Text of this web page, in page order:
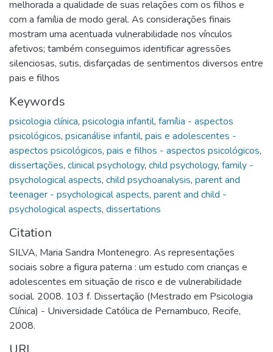
melhorada a qualidade de suas relações com os filhos e
com a família de modo geral. As considerações finais
mostram uma acentuada vulnerabilidade nos vínculos
afetivos; também conseguimos identificar agressões
silenciosas, sutis, disfarçadas de sentimentos diversos entre
pais e filhos
Keywords
psicologia clínica, psicologia infantil, família - aspectos
psicológicos, psicanálise infantil, pais e adolescentes -
aspectos psicológicos, pais e filhos - aspectos psicológicos,
dissertações, clinical psychology, child psychology, family -
psychological aspects, child psychoanalysis, parent and
teenager - psychological aspects, parent and child -
psychological aspects, dissertations
Citation
SILVA, Maria Sandra Montenegro. As representações
sociais sobre a figura paterna : um estudo com crianças e
adolescentes em situação de risco e de vulnerabilidade
social. 2008. 103 f. Dissertação (Mestrado em Psicologia
Clínica) - Universidade Católica de Pernambuco, Recife,
2008.